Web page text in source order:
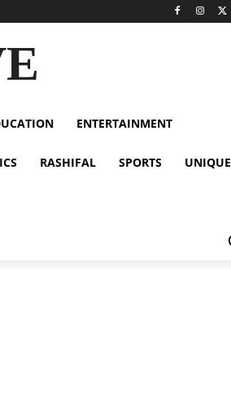
ENTERTAINMENT
RASHIFAL SPORTS UNIQUE